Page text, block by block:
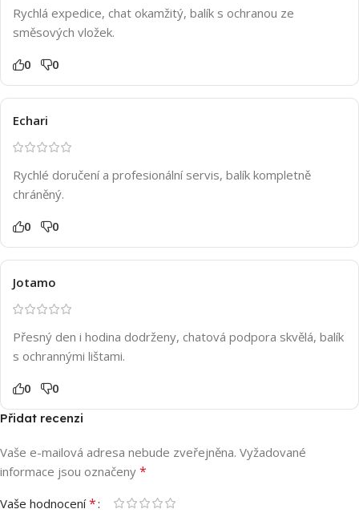
Rychlá expedice, chat okamžitý, balík s ochranou ze
směsových vložek.
0 0
Echari
Rychlé doručení a profesionální servis, balík kompletně
chráněný.
0 0
Jotamo
Přesný den i hodina dodrženy, chatová podpora skvělá, balík
s ochrannými lištami.
0 0
Přidat recenzi
Vaše e-mailová adresa nebude zveřejněna. Vyžadované
informace jsou označeny *
Vaše hodnocení*